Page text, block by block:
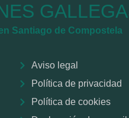
Santiago de Compostela
Aviso legal
Política de privacidad
Política de cookies